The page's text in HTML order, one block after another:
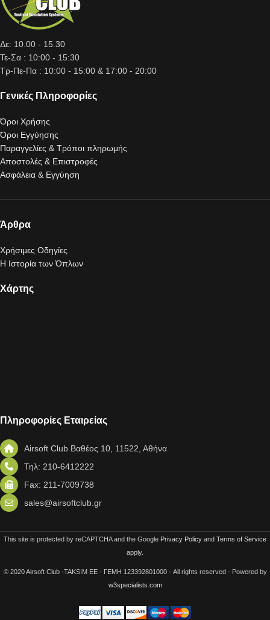
Δε: 10.00 - 15.30
Τε-Σα : 10:00 - 15:30
Τρ-Πε-Πα : 10:00 - 15:00 & 17:00 - 20:00
Γενικές Πληροφορίες
Όροι Χρήσης
Όροι Εγγύησης
Παραγγελίες & Τρόποι πληρωμής
Αποστολές & Επιστροφές
Ασφάλεια & Εγγύηση
Άρθρα
Χρήσιμες Οδηγίες
Η Ιστορία των Όπλων
Χάρτης
Πληροφορίες Εταιρείας
Airsoft Club Βαθέος 10, 11522, Αθήνα
Τηλ: 210-6412222
Fax: 211-7009738
sales@airsoftclub.gr
This site is protected by reCAPTCHA and the Google Privacy Policy and Terms of Service
apply.
© 2020 Airsoft Club -TAKSIM EE - ΓΕΜΗ 123392801000 - All rights reserved - Powered by
w3specialists.com